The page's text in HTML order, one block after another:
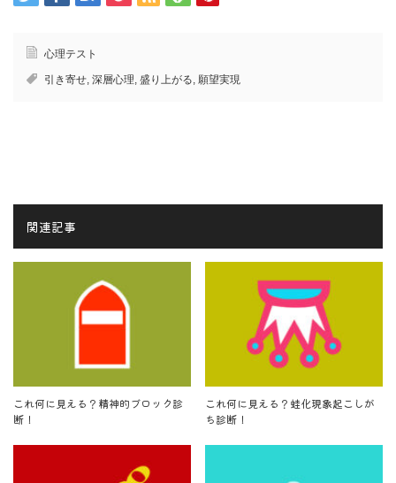
心理テスト
引き寄せ 深層心理 盛り上がる 願望実現
関連記事
これ何に見える？精神的ブロック診
断！
これ何に見える？蛙化現象起こしが
ち診断！